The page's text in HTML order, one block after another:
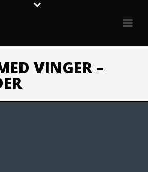
VINGER –